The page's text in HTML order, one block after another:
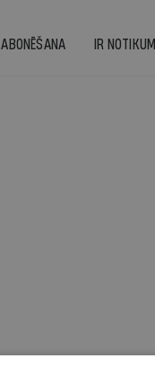
ABONĒŠANA IR NOTIKUMI